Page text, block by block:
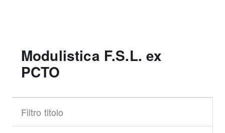
Modulistica F.S.L. ex
PCTO
Filtri